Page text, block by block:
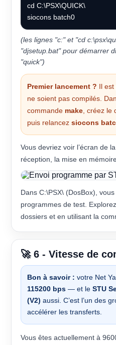
cd C:\PSX\QUICK\
siocons batch0
(les lignes "c:" et "cd
"djsetup.bat" pour démarrer
"quick")
Premier lancement ? Il est
ne soient pas compilés.
commande make , créez le
puis relancez siocons
Vous devriez voir l’écran de
réception, la mise en
Dans C:\PSX\ (DosBox),
programmes de test.
dossiers et en utilisant la
🚀 6 - Vitesse de
Bon à savoir : votre Net
115200 bps — et le STU
(V2) aussi. C’est l’un des
accélérer les transferts.
Vous êtes actuellement à